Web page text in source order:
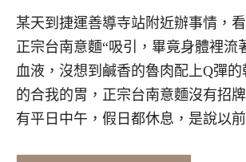
某天到捷運善導寺站附近辦事情，
正宗台南意麵“吸引，畢竟身體裡流
血液，沒想到鹹香的魯肉配上Q彈
的合我的胃，正宗台南意麵沒有招
有平日中午，假日都休息，是說以